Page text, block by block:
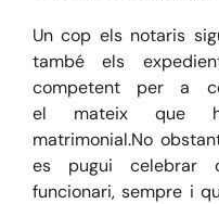
Uncop els notaris
també els
competent per a
el mateix que
matrimonial.No
es puguicelebrar
funcionari,sempre i